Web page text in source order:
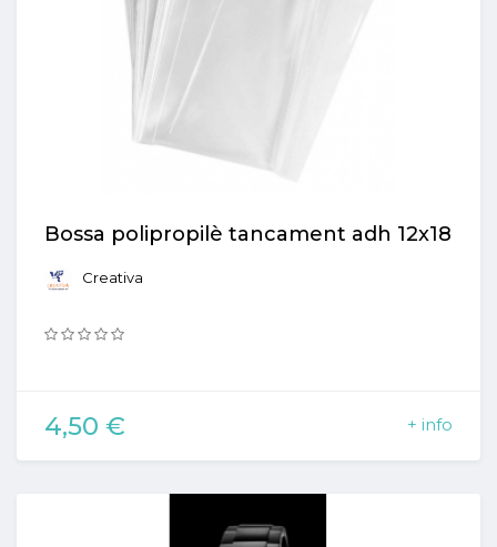
Bossa polipropilè tancament adh 12x18
Creativa
4,50 € + info